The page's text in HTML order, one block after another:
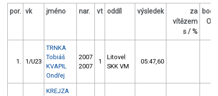
por. vk jméno nar. vt oddíl výsledek
za
vítězem
s / %
body
OM
1. 1/U23
TRNKA
Tobiáš
KVAPIL
Ondřej
2007
2007
1
Litovel
SKK VM
05:47,60
KREJZA